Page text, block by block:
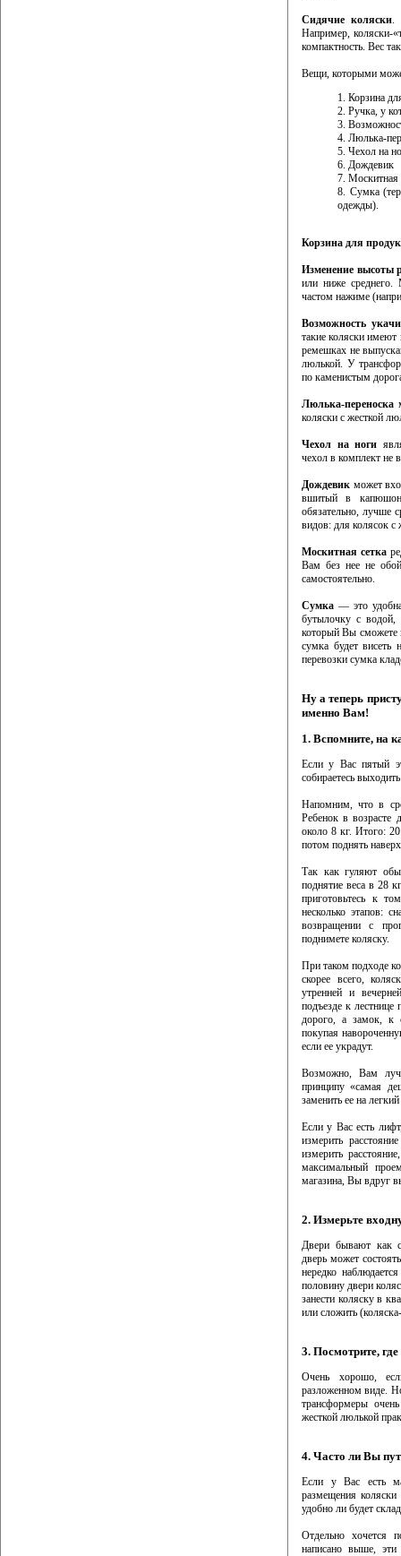
Сидячие коляски.
Например, коляски-
компактность. Вес
Вещи, которыми
Корзина
Ручка, у
Люлька-
Чехол на
Дождевик
Москитная
Сумка
одежды).
Корзина для
Изменение высоты
или ниже среднего.
частом нажиме
Возможность
такие коляски
ремешках не
люлькой. У
по каменистым
Люлька-переноска
коляски с жесткой
Чехол на ноги
чехол в комплект не
Дождевик может
вшитый в капюшон
обязательно, лучше
видов: для колясок
Москитная сетка
Вам без нее не
самостоятельно.
Сумка — это
бутылочку с водой,
который Вы сможете
сумка будет висеть
перевозки сумка
Ну а теперь
именно Вам!
1. Вспомните, на
Если у Вас пятый
собираетесь
Напомним, что в
Ребенок в возрасте
около 8 кг. Итого:
потом поднять
Так как гуляют
поднятие веса в 28
приготовьтесь к
несколько этапов:
возвращении с
поднимете коляску.
При таком подходе
скорее всего,
утренней и
подъезде к
дорого, а замок, к
покупая
если ее украдут.
Возможно, Вам
принципу «самая
заменить ее на
Если у Вас есть
измерить
измерить
максимальный
магазина, Вы вдруг
2. Измерьте
Двери бывают как
дверь может
нередко
половину двери
занести коляску в
или сложить
3. Посмотрите,
Очень хорошо,
разложенном виде.
трансформеры
жесткой люлькой
4. Часто ли Вы
Если у Вас есть
размещения
удобно ли будет
Отдельно хочется
написано выше,